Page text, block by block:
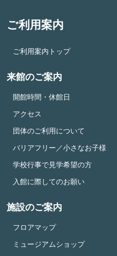
ご利用案内
ご利用案内トップ
来館のご案内
開館時間・休館日
アクセス
団体のご利用について
バリアフリー／小さなお子様
学校行事で見学希望の方
入館に際してのお願い
施設のご案内
フロアマップ
ミュージアムショップ